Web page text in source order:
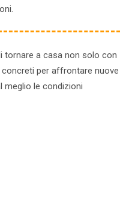
tornare a casa non solo con
per affrontare nuove
meglio le condizioni